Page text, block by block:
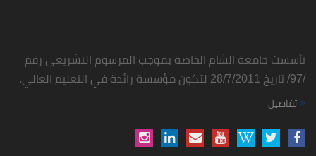
تأسست جامعة الشام الخاصة بموجب المرسوم التشريعي رقم
/97/ تاريخ 28/7/2011 لتكون مؤسسة رائدة في التعليم العالي.
تفاصيل